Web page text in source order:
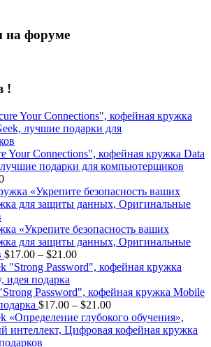
на форуме
!
Your Connections", кофейная кружка Data
подарки для компьютерщиков
Price
range:
$17.00
$21.00
«Укрепите безопасность ваших
для защиты данных, Оригинальные
$17.00 – $21.00Price
range:
through
$21.00
Password", кофейная кружка Mobile
$17.00 – $21.00Price
range:
$17.00